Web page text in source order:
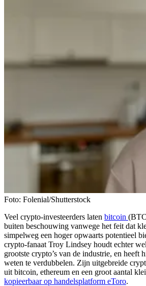
Foto: Folenial/Shutterstock
Veel crypto-investeerders laten bitcoin
buiten beschouwing vanwege het feit dat
simpelweg een hoger opwaarts potentieel
crypto-fanaat Troy Lindsey houdt echter
grootste crypto’s van de industrie, en heeft
weten te verdubbelen. Zijn uitgebreide
uit bitcoin, ethereum en een groot aantal
kopieerbaar op handelsplatform eToro.